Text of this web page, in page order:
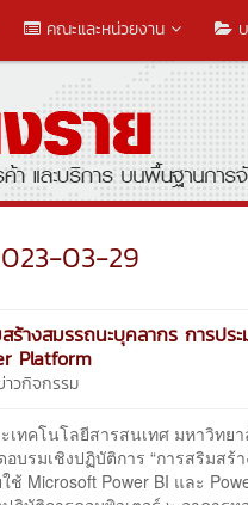
คณะและหน่วยงาน
03-29
ร้างสมรรถนะบุคลากร การปร
Platform
าวกิจกรรม
เทคโนโลยีสารสนเทศ มหาวิทย
บรมเชิงปฏิบัติการ “การสริมสร้
Microsoft Power BI และ